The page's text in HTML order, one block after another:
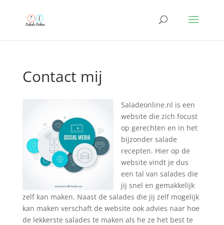
Contact mij
Saladeonline.nl is een
website die zich focust
op gerechten en in het
bijzonder salade
recepten. Hier op de
website vindt je dus
een tal van salades die
jij snel en gemakkelijk
zelf kan maken. Naast de salades die jij zelf mogelijk
kan maken verschaft de website ook advies naar hoe
de lekkerste salades te maken als he ze het best te